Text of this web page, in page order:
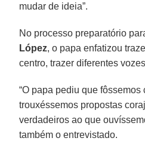
mudar de ideia”.
No processo preparatório
López, o papa enfatizou
centro, trazer diferentes
“O papa pediu que fôssemos
trouxéssemos propostas
verdadeiros ao que
também o entrevistado.